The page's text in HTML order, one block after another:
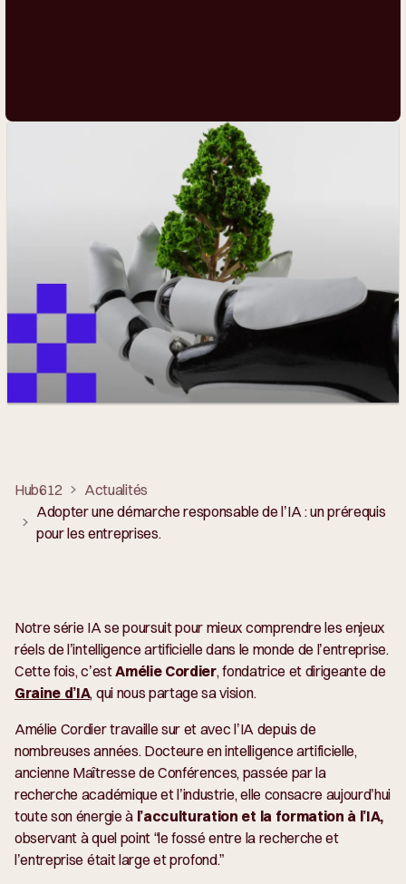
Hub612
Actualités
Adopter une démarche responsable de l’IA : un prérequis
pour les entreprises.
Notre série IA se poursuit pour mieux comprendre les enjeux
réels de l’intelligence artificielle dans le monde de l’entreprise.
Cette fois, c’estAmélie Cordier, fondatrice et dirigeante de
Graine d’IA, qui nous partage sa vision.
Amélie Cordier travaille sur et avec l’IA depuis de
nombreuses années. Docteure en intelligence artificielle,
ancienne Maîtresse de Conférences, passée par la
recherche académique et l’industrie, elle consacre aujourd’hui
toute son énergie à l’acculturation et la formation à l’IA,
observant à quel point “le fossé entre la recherche et
l’entreprise était large et profond.”